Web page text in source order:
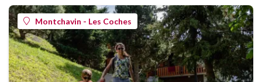
Montchavin - Les Coches